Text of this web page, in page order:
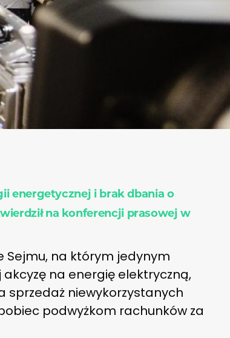
energetycznej i brak dbania o
na konferencji prasowej w
Sejmu, na którym jedynym
na energię elektryczną,
sprzedaż niewykorzystanych
podwyżkom rachunków za